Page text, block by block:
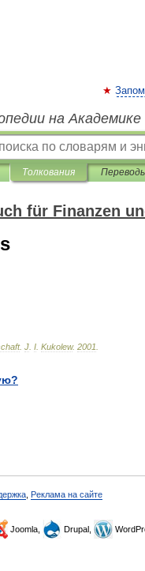
на Академике
Толкования
für Finanzen
. J I Kukolew. 2001
Реклама на сайте
Joomla, Drupal,